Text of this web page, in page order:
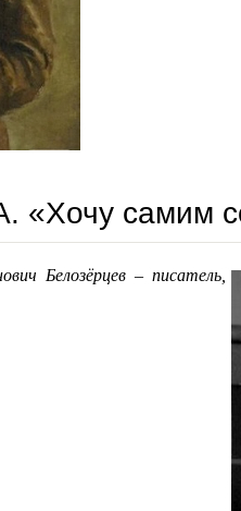
самим
Белозёрцев – писатель,